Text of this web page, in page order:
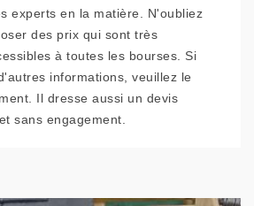
experts en la matière. N'oubliez
des prix qui sont très
à toutes les bourses. Si
informations, veuillez le
Il dresse aussi un devis
sans engagement.